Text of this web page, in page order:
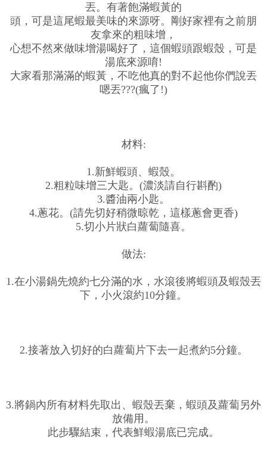
丟。有著飽滿蝦黃的
頭，可是這尾蝦最美味的來源呀。剛好家裡有之前朋
友拿來的粗味增，
心想不然來做味增湯喝好了，這個蝦頭跟蝦殼，可是
湯底來源唷!
大家看那滿滿的蝦黃，不吃他真的對不起他你們說丟
嗯丟???(瘋了!)
材料:
1.新鮮蝦頭、蝦殼。
2.粗粒味增三大匙。(濃淡請自行斟酌)
3.醬油兩小匙。
4.蔥花。(請先切好稍微晾乾，這樣蔥會更香)
5.切小片狀白蘿蔔隨喜。
做法:
1.在小湯鍋先燒約七分滿的水，水滾後將蝦頭及蝦殼丟
下，小火滾約10分鐘。
2.接著放入切好的白蘿蔔片下去一起煮約5分鐘。
3.將鍋內所有材料先取出、蝦殼丟棄，蝦頭及蘿蔔另外
放備用。
此步驟結束，代表鮮蝦湯底已完成。